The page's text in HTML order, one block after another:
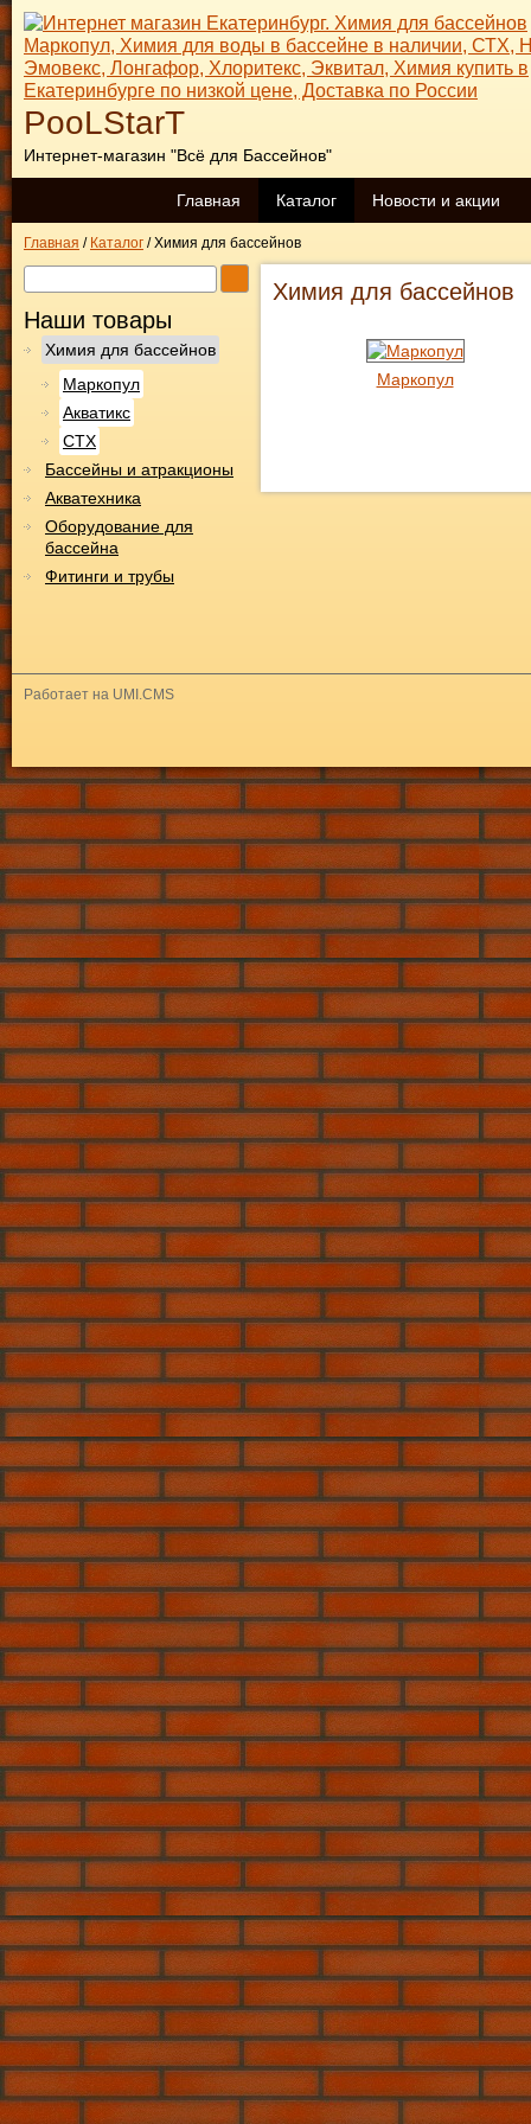
PooLStarT
Интернет-магазин "Всё для Бассейнов"
Главная Каталог Новости и акции
Главная / Каталог / Химия для бассейнов
Наши товары
Химия для бассейнов
Маркопул
Акватикс
СТХ
Бассейны и атракционы
Акватехника
Оборудование для
бассейна
Фитинги и трубы
Химия для бассейнов
Маркопул
Работает на UMI.CMS